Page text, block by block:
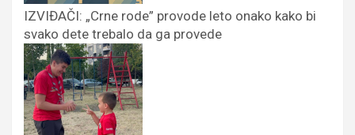
IZVIĐAČI: „Crne rode” provode leto onako kako bi
svako dete trebalo da ga provede